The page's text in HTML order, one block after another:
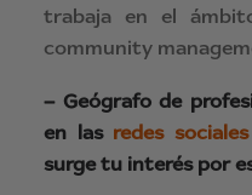
trabaja en el
community
– Geógrafo de
en las redes sociales
surge tu interés por